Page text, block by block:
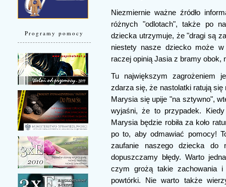
Programy pomocy
Niezmiernie ważne źródło
różnych "odlotach", także po
dziecka utrzymuje, że "dragi są
niestety nasze dziecko może
raczej opinią Jasia z bramy obok,
Tu największym zagrożeniem
zdarza się, że nastolatki ratują
Marysia się upije "na sztywno",
wyjaśni, że to przypadek.
Marysia będzie robiła za koło
po to, aby odmawiać pomocy!
zaufanie naszego dziecka
dopuszczamy błędy. Warto
czym grożą takie zachowania
powtórki. Nie warto także